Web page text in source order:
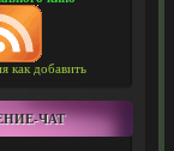
как добавить
ЧАТ